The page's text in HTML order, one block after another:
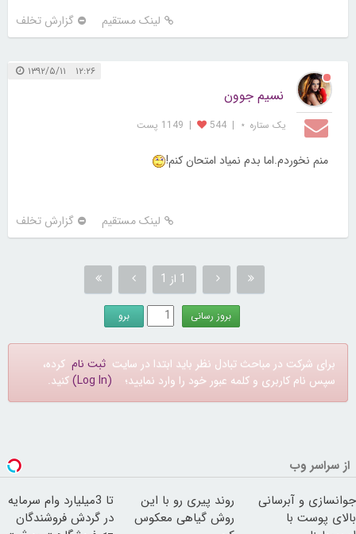
لینک مستقیم گزارش تخلف
۱۲:۲۶ ۱۳۹۲/۵/۱۱
نسیم جوون
یک ستاره ⋆ |
544
| 1149 پست
منم نخوردم.اما بدم نمیاد امتحان کنم!
لینک مستقیم گزارش تخلف
1 از 1
برای شرکت در مباحث تبادل نظر باید ابتدا در سایت ثبت نام کرده،
سپس نام کاربری و کلمه عبور خود را وارد نمایید؛ (Log In) کنید.
از سراسر وب
جوانسازی و آبرسانی
بالای پوست با
روند پیری رو با این
روش گیاهی معکوس
تا 3میلیارد وام سرمایه
در گردش فروشندگان